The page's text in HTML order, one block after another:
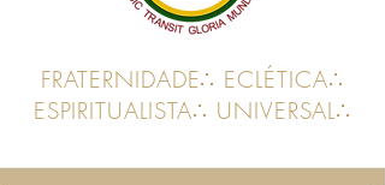
FRATERNIDADE∴ ECLÉTICA∴
ESPIRITUALISTA∴ UNIVERSAL∴